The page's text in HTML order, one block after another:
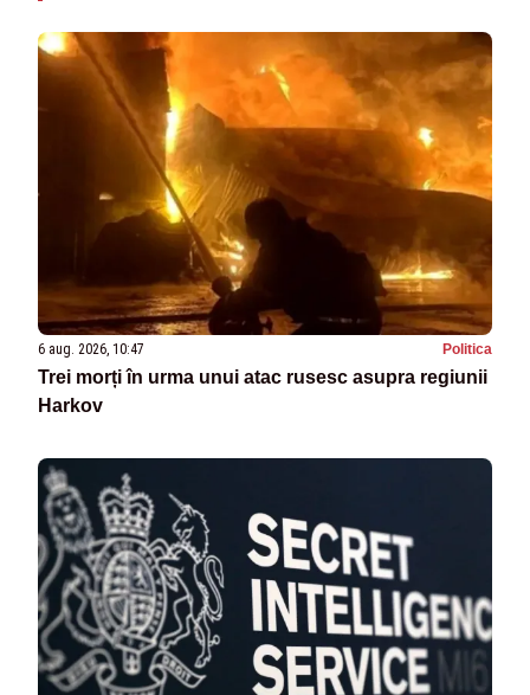
6 aug. 2026, 10:47 Politica
Trei morți în urma unui atac rusesc asupra regiunii
Harkov